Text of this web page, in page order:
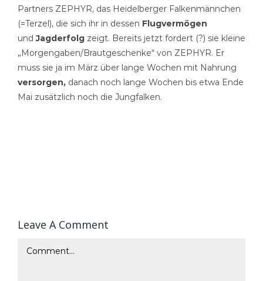
Partners ZEPHYR, das Heidelberger Falkenmännchen
(=Terzel), die sich ihr in dessen Flugvermögen
undJagderfolgzeigt. Bereits jetzt fordert (?) sie kleine
„Morgengaben/Brautgeschenke“ von ZEPHYR. Er
muss sie ja im März über lange Wochen mit Nahrung
versorgen,danach noch lange Wochen bis etwa Ende
Mai zusätzlich noch die Jungfalken.
Leave A Comment
Comment